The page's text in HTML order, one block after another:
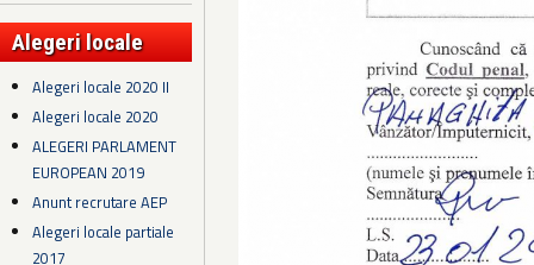
Alegeri locale
Alegeri locale 2020 II
Alegeri locale 2020
ALEGERI PARLAMENT
EUROPEAN 2019
Anunt recrutare AEP
Alegeri locale partiale
2017